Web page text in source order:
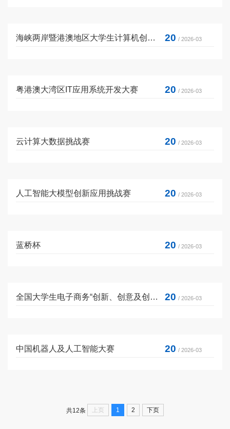
海峡两岸暨港澳地区大学生计算机创新作品赛 20 / 2026-03
粤港澳大湾区IT应用系统开发大赛 20 / 2026-03
云计算大数据挑战赛 20 / 2026-03
人工智能大模型创新应用挑战赛 20 / 2026-03
蓝桥杯 20 / 2026-03
全国大学生电子商务“创新、创意及创业”挑战赛 20 / 2026-03
中国机器人及人工智能大赛 20 / 2026-03
共12条 上页 1 2 下页